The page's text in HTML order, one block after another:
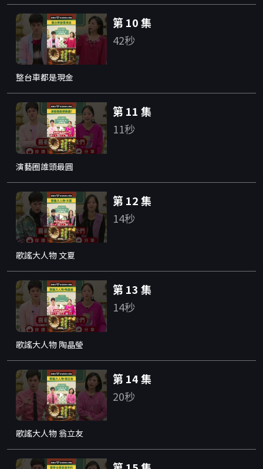
第 10 集
42秒
整台車都是現金
第 11 集
11秒
演藝圈誰頭最圓
第 12 集
14秒
歌謠大人物 文夏
第 13 集
14秒
歌謠大人物 陶晶瑩
第 14 集
20秒
歌謠大人物 翁立友